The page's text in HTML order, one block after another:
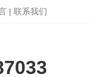
| 联系我们